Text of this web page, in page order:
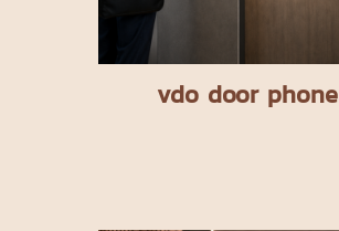
vdo door phone